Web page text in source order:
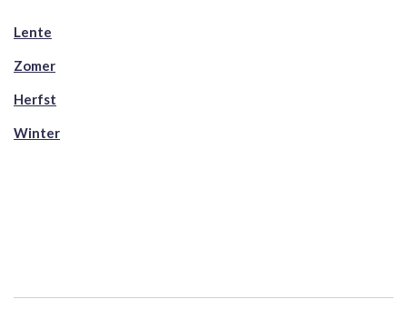
Lente
Zomer
Herfst
Winter